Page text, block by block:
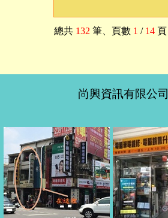
總共 132 筆 、頁數 1 / 14 頁
尚興資訊有限公